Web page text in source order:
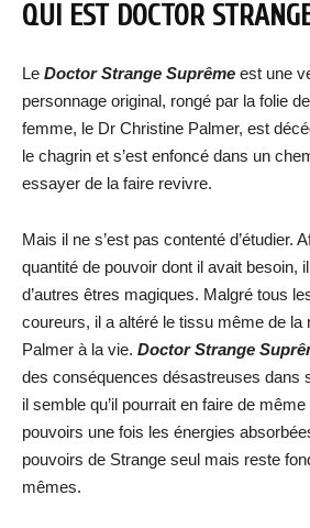
QUI EST DOCTOR
Le Doctor Strange Suprême est une
personnage original, rongé par la folie
femme, le Dr Christine Palmer, est
le chagrin et s’est enfoncé dans un
essayer de la faire revivre.
Mais il ne s’est pas contenté d’étudier.
quantité de pouvoir dont il avait besoin,
d’autres êtres magiques. Malgré tous
coureurs, il a altéré le tissu même de la
Palmer à la vie. Doctor Strange
des conséquences désastreuses dans
il semble qu’il pourrait en faire de
pouvoirs une fois les énergies
pouvoirs de Strange seul mais reste
mêmes.